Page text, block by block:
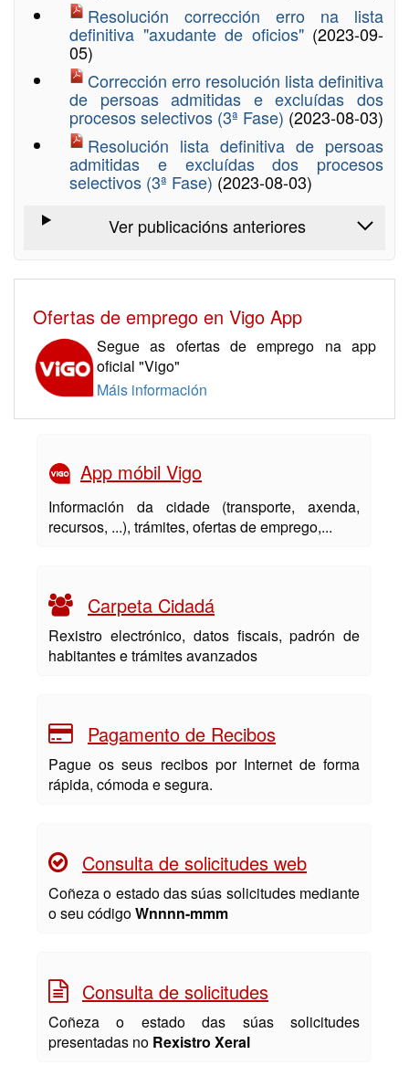
Resolución corrección erro na lista
definitiva "axudante de oficios" (2023-09-
05)
Corrección erro resolución lista definitiva
de persoas admitidas e excluídas dos
procesos selectivos (3ª Fase) (2023-08-03)
Resolución lista definitiva de persoas
admitidas e excluídas dos procesos
selectivos (3ª Fase) (2023-08-03)
Ver publicacións anteriores
Ofertas de emprego en Vigo App
Segue as ofertas de emprego na app
oficial "Vigo"
Máis información
App móbil Vigo
Información da cidade (transporte, axenda,
recursos, ...), trámites, ofertas de emprego,...
Carpeta Cidadá
Rexistro electrónico, datos fiscais, padrón de
habitantes e trámites avanzados
Pagamento de Recibos
Pague os seus recibos por Internet de forma
rápida, cómoda e segura.
Consulta de solicitudes web
Coñeza o estado das súas solicitudes mediante
o seu códigoWnnnn-mmm
Consulta de solicitudes
Coñeza o estado das súas solicitudes
presentadas no Rexistro Xeral